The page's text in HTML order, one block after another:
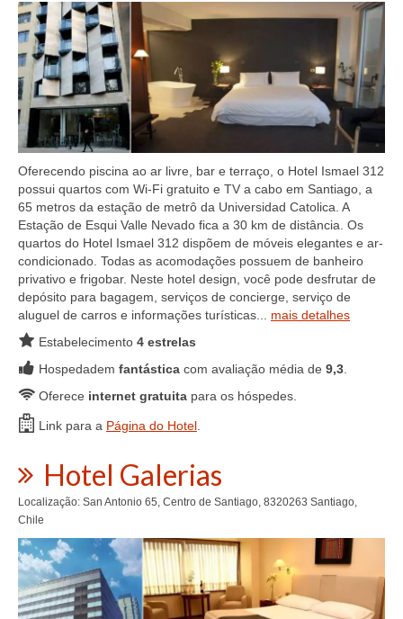
Oferecendo piscina ao ar livre, bar e terraço, o Hotel Ismael 312
possui quartos com Wi-Fi gratuito e TV a cabo em Santiago, a
65 metros da estação de metrô da Universidad Catolica. A
Estação de Esqui Valle Nevado fica a 30 km de distância. Os
quartos do Hotel Ismael 312 dispõem de móveis elegantes e ar-
condicionado. Todas as acomodações possuem de banheiro
privativo e frigobar. Neste hotel design, você pode desfrutar de
depósito para bagagem, serviços de concierge, serviço de
aluguel de carros e informações turísticas... mais detalhes
Estabelecimento 4 estrelas
Hospedadem fantástica com avaliação média de 9,3
Oferece internet gratuita para os hóspedes.
Link para a Página do Hotel
Hotel Galerias
Localização: San Antonio 65, Centro de Santiago, 8320263 Santiago,
Chile